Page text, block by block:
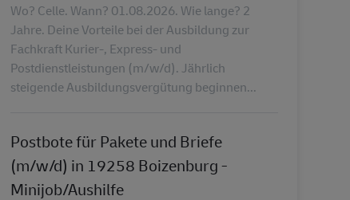
Wo? Celle. Wann? 01.08.2026. Wie lange? 2
Jahre. Deine Vorteile bei der Ausbildung zur
Fachkraft Kurier-, Express- und
Postdienstleistungen (m/w/d). Jährlich
steigende Ausbildungsvergütung beginnen...
Postbote für Pakete und Briefe
(m/w/d) in 19258 Boizenburg -
Minijob/Aushilfe